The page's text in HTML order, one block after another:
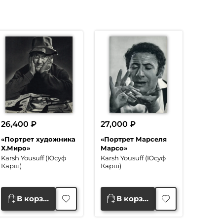
«Портрет художника
Х.Миро»
Karsh Yousuff (Юсуф
Карш)
26,400 ₽
В корзину
«Портрет Марселя
Марсо»
Karsh Yousuff (Юсуф
Карш)
27,000 ₽
В корзину